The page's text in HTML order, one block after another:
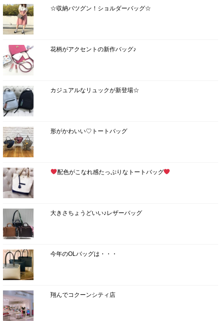
☆収納バツグン！ショルダーバッグ☆
花柄がアクセントの新作バッグ♪
カジュアルなリュックが新登場☆
形がかわいい♡トートバッグ
配色がこなれ感たっぷりなトートバッグ
大きさちょうどいい♪レザーバッグ
今年のOLバッグは・・・
翔んでコクーンシティ店